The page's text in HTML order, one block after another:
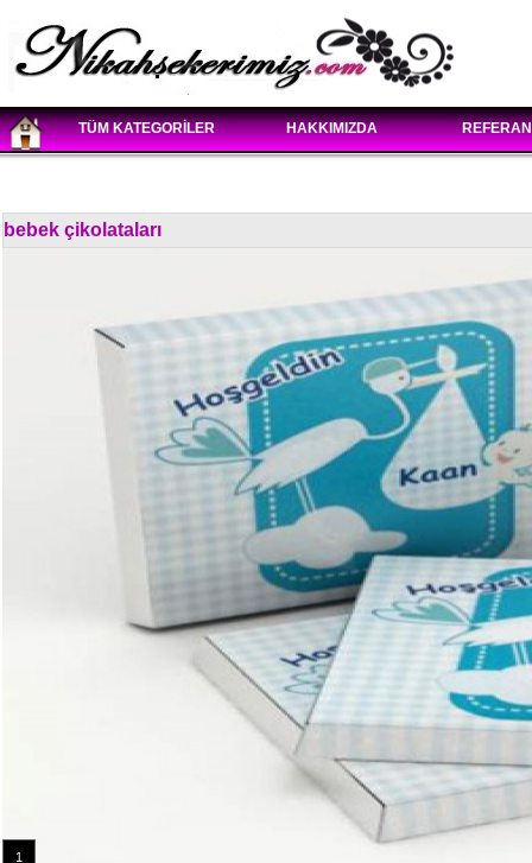
TÜM KATEGORİLER HAKKIMIZDA
bebek çikolataları
1